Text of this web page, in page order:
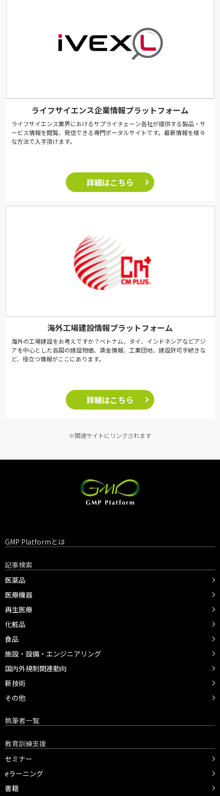
ライフサイエンス企業情報プラットフォーム
ライフサイエンス業界におけるサプライチェーン各社が提供する製品・サ
ービス情報を閲覧、発信できる専門ポータルサイトです。最新情報を様々
な方法で入手頂けます。
詳細はこちら
海外工場建設情報プラットフォーム
海外の工場建設をお考えですか？ベトナム、タイ、インドネシアなどアジ
アを中心とした各国の建設物価、賃金情報、工業団地、建設許可手続きな
ど、役立つ情報がここにあります。
詳細はこちら
※関連サイトにリンクされます
GMP Platformとは
記事検索
医薬品
医療機器
再生医療
化粧品
食品
施設・設備・エンジニアリング
国内外規制関連動向
新技術
その他
執筆者一覧
教育訓練支援
セミナー
eラーニング
書籍